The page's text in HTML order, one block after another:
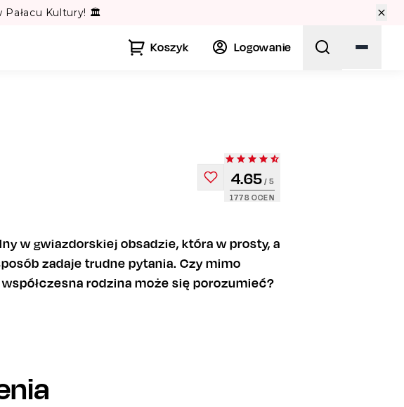
Pałacu Kultury! 🏛️
Koszyk Logowanie
4.65 / 5
1778 OCEN
w gwiazdorskiej obsadzie, która w prosty, a
zadaje trudne pytania. Czy mimo
rodzina może się porozumieć?